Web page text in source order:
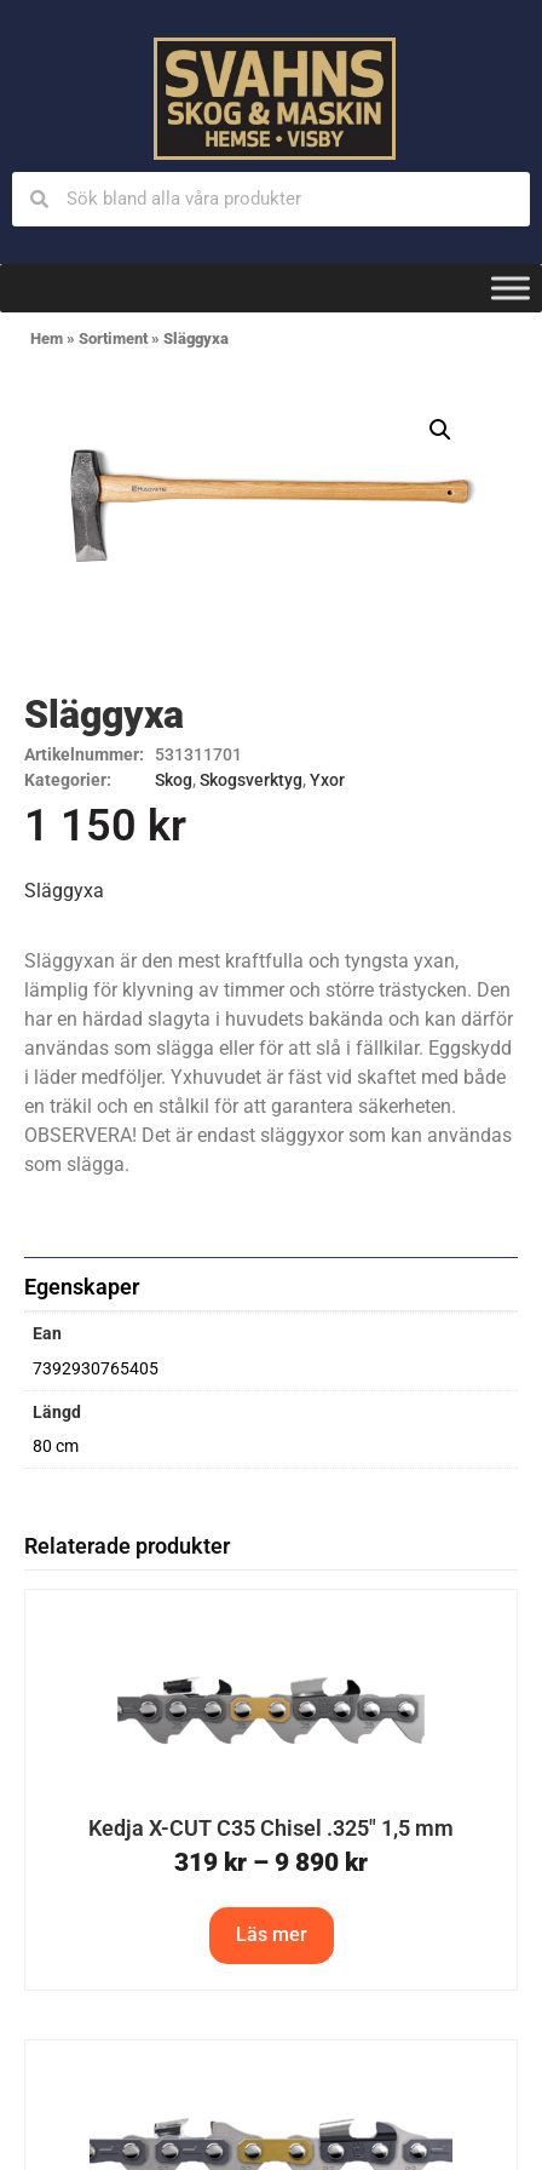
Hem » Sortiment » Släggyxa
Släggyxa
Artikelnummer:
531311701
Kategorier:
Skog,Skogsverktyg,Yxor
1 150 kr
Släggyxa
Släggyxan är den mest kraftfulla och tyngsta yxan,
lämplig för klyvning av timmer och större trästycken. Den
har en härdad slagyta i huvudets bakända och kan därför
användas som slägga eller för att slå i fällkilar. Eggskydd
i läder medföljer. Yxhuvudet är fäst vid skaftet med både
en träkil och en stålkil för att garantera säkerheten.
OBSERVERA! Det är endast släggyxor som kan användas
som slägga.
Egenskaper
Ean
7392930765405
Längd
80 cm
Relaterade produkter
Kedja X-CUT C35 Chisel .325″ 1,5 mm
319 kr – 9 890 kr
Läs mer